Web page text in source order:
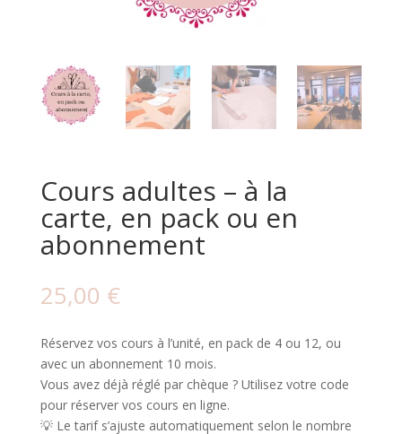
Cours adultes – à la
carte, en pack ou en
abonnement
25,00 €
Réservez vos cours à l’unité, en pack de 4 ou 12, ou
avec un abonnement 10 mois.
Vous avez déjà réglé par chèque ? Utilisez votre code
pour réserver vos cours en ligne.
💡 Le tarif s’ajuste automatiquement selon le nombre